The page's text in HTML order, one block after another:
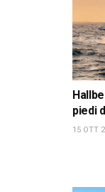
piedi
15 OTT